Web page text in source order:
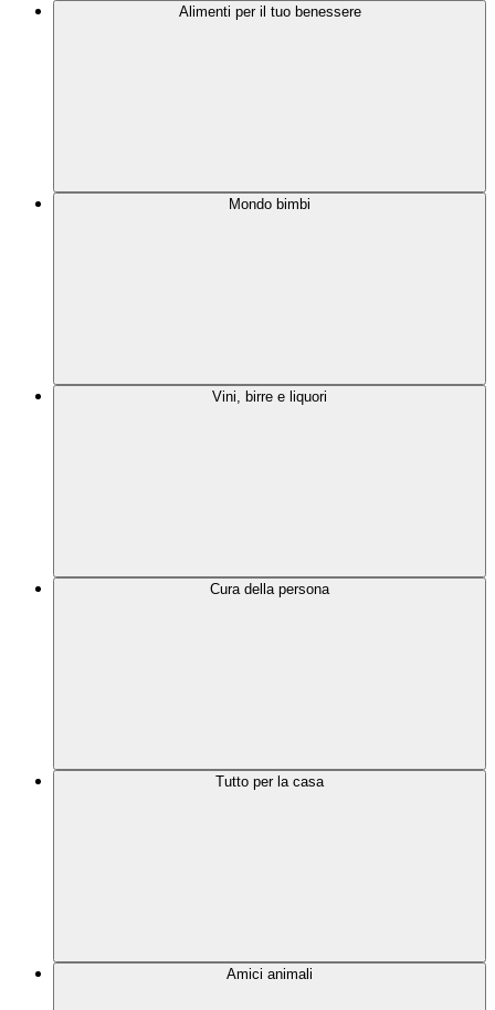
Alimenti per il tuo benessere
Mondo bimbi
Vini, birre e liquori
Cura della persona
Tutto per la casa
Amici animali